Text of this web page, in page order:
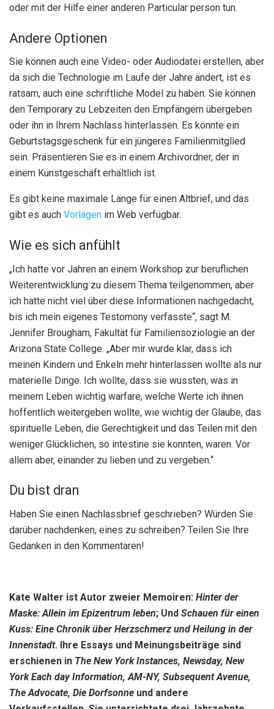
oder mit der Hilfe einer anderen Particular person tun.
Andere Optionen
Sie können auch eine Video- oder Audiodatei erstellen, aber
da sich die Technologie im Laufe der Jahre ändert, ist es
ratsam, auch eine schriftliche Model zu haben. Sie können
den Temporary zu Lebzeiten den Empfängern übergeben
oder ihn in Ihrem Nachlass hinterlassen. Es könnte ein
Geburtstagsgeschenk für ein jüngeres Familienmitglied
sein. Präsentieren Sie es in einem Archivordner, der in
einem Kunstgeschäft erhältlich ist.
Es gibt keine maximale Länge für einen Altbrief, und das
gibt es auch Vorlagen im Web verfügbar.
Wie es sich anfühlt
„Ich hatte vor Jahren an einem Workshop zur beruflichen
Weiterentwicklung zu diesem Thema teilgenommen, aber
ich hatte nicht viel über diese Informationen nachgedacht,
bis ich mein eigenes Testomony verfasste“, sagt M.
Jennifer Brougham, Fakultät für Familiensoziologie an der
Arizona State College. „Aber mir wurde klar, dass ich
meinen Kindern und Enkeln mehr hinterlassen wollte als nur
materielle Dinge. Ich wollte, dass sie wussten, was in
meinem Leben wichtig warfare, welche Werte ich ihnen
hoffentlich weitergeben wollte, wie wichtig der Glaube, das
spirituelle Leben, die Gerechtigkeit und das Teilen mit den
weniger Glücklichen, so intestine sie konnten, waren. Vor
allem aber, einander zu lieben und zu vergeben.“
Du bist dran
Haben Sie einen Nachlassbrief geschrieben? Würden Sie
darüber nachdenken, eines zu schreiben? Teilen Sie Ihre
Gedanken in den Kommentaren!
Kate Walter ist Autor zweier Memoiren: Hinter der
Maske: Allein im Epizentrum leben; Und Schauen für einen
Kuss: Eine Chronik über Herzschmerz und Heilung in der
Innenstadt. Ihre Essays und Meinungsbeiträge sind
erschienen in The New York Instances, Newsday, New
York Each day Information, AM-NY, Subsequent Avenue,
The Advocate, Die Dorfsonne und andere